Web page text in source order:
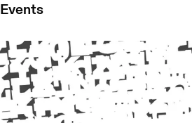
Events